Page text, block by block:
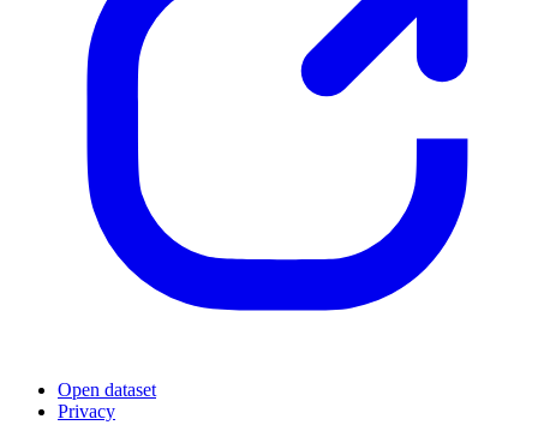
Open dataset
Privacy